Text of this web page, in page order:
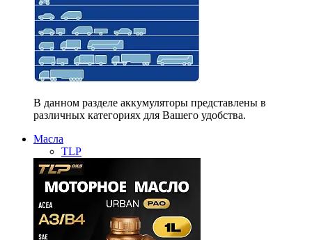
В данном разделе аккумуляторы представлены в
различных категориях для Вашего удобства.
Масла
TLP